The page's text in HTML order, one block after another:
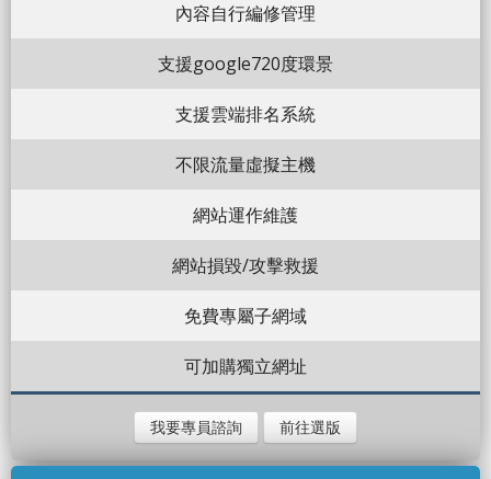
內容自行編修管理
支援google720度環景
支援雲端排名系統
不限流量虛擬主機
網站運作維護
網站損毀/攻擊救援
免費專屬子網域
可加購獨立網址
我要專員諮詢 前往選版